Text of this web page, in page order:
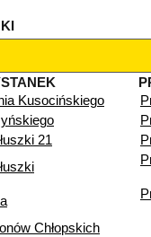
Kusocińskiego
21
Chłopskich